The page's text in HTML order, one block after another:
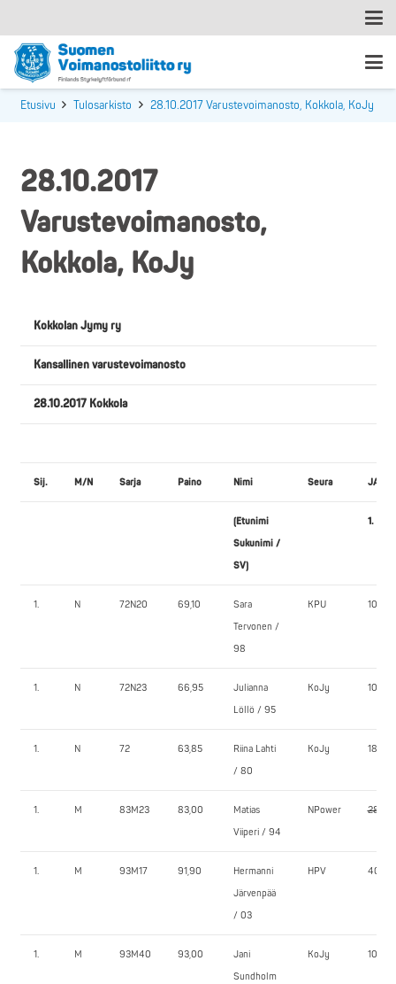
Etusivu Tulosarkisto 28.10.2017 Varustevoimanosto, Kokkola, KoJy
28.10.2017
Varustevoimanosto,
Kokkola, KoJy
Kokkolan Jymy ry
Kansallinen varustevoimanosto
28.10.2017 Kokkola
Sij. M/N Sarja Paino Nimi Seura
(Etunimi
Sukunimi /
SV)
1.
1. N 72N20 69,10
Sara
Tervonen /
98
KPU 100,0
1. N 72N23 66,95
Julianna
Löllö / 95
KoJy 105,0
1. N 72 63,85
Riina Lahti
/ 80
KoJy 180,0
1. M 83M23 83,00
Matias
Viiperi / 94
NPower 280,5
1. M 93M17 91,90
Hermanni
Järvenpää
/ 03
HPV 40,0
1. M 93M40 93,00
Jani
Sundholm
KoJy 105,0